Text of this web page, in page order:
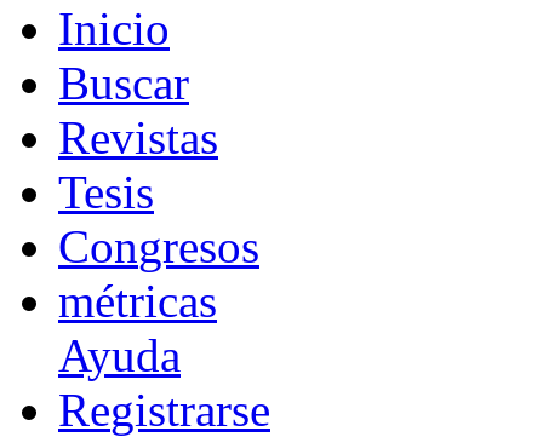
Inicio
Buscar
Revistas
Tesis
Congresos
métricas
Ayuda
Registrarse